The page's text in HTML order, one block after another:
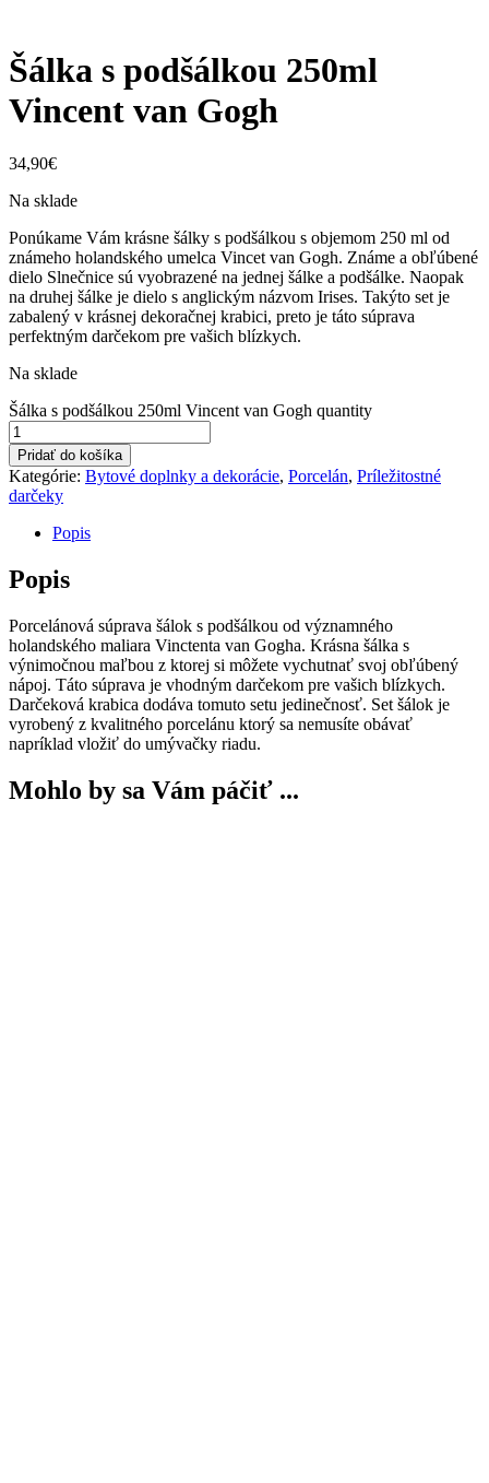
Šálka s podšálkou 250ml
Vincent van Gogh
34,90€
Na sklade
Ponúkame Vám krásne šálky s podšálkou s objemom 250 ml od
známeho holandského umelca Vincet van Gogh. Známe a obľúbené
dielo Slnečnice sú vyobrazené na jednej šálke a podšálke. Naopak
na druhej šálke je dielo s anglickým názvom Irises. Takýto set je
zabalený v krásnej dekoračnej krabici, preto je táto súprava
perfektným darčekom pre vašich blízkych.
Na sklade
Šálka s podšálkou 250ml Vincent van Gogh quantity
Pridať do košíka
Kategórie: Bytové doplnky a dekorácie, Porcelán, Príležitostné
darčeky
Popis
Popis
Porcelánová súprava šálok s podšálkou od významného
holandského maliara Vinctenta van Gogha. Krásna šálka s
výnimočnou maľbou z ktorej si môžete vychutnať svoj obľúbený
nápoj. Táto súprava je vhodným darčekom pre vašich blízkych.
Darčeková krabica dodáva tomuto setu jedinečnosť. Set šálok je
vyrobený z kvalitného porcelánu ktorý sa nemusíte obávať
napríklad vložiť do umývačky riadu.
Mohlo by sa Vám páčiť ...